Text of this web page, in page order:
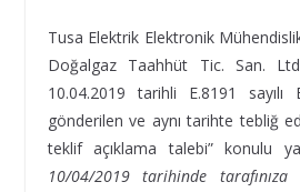
Tusa Elektrik Elektronik
Doğalgaz Taahhüt Tic. San.
10.04.2019 tarihli E.8191 sayılı
gönderilen ve aynı tarihte tebliğ
teklif açıklama talebi” konulu
10/04/2019 tarihinde tarafınıza